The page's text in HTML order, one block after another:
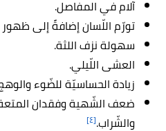
آلام في المفاصل.
تورّم اللّسان إضافةً إلى
سهولة نزف اللثة.
العشى اللّيلي.
زيادة الحساسيّة للضّوء
ضعف الشّهية وفقدان
والشّراب.[٤]